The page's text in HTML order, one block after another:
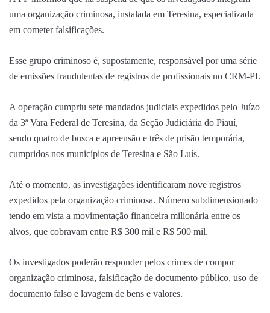
uma organização criminosa, instalada em Teresina, especializada
em cometer falsificações.
Esse grupo criminoso é, supostamente, responsável por uma série
de emissões fraudulentas de registros de profissionais no CRM-PI.
A operação cumpriu sete mandados judiciais expedidos pelo Juízo
da 3ª Vara Federal de Teresina, da Seção Judiciária do Piauí,
sendo quatro de busca e apreensão e três de prisão temporária,
cumpridos nos municípios de Teresina e São Luís.
Até o momento, as investigações identificaram nove registros
expedidos pela organização criminosa. Número subdimensionado
tendo em vista a movimentação financeira milionária entre os
alvos, que cobravam entre R$ 300 mil e R$ 500 mil.
Os investigados poderão responder pelos crimes de compor
organização criminosa, falsificação de documento público, uso de
documento falso e lavagem de bens e valores.